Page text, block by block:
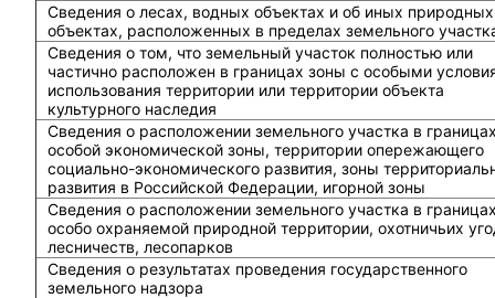
Cведения о лесах, водных объектах и об иных природных
объектах, расположенных в пределах земельного
Сведения о том, что земельный участок полностью или
частично расположен в границах зоны с особыми
использования территории или территории объекта
культурного наследия
Сведения о расположении земельного участка в
особой экономической зоны, территории опережающего
социально-экономического развития, зоны
развития в Российской Федерации, игорной зоны
Сведения о расположении земельного участка в
особо охраняемой природной территории, охотничьих
лесничеств, лесопарков
Сведения о результатах проведения государственного
земельного надзора